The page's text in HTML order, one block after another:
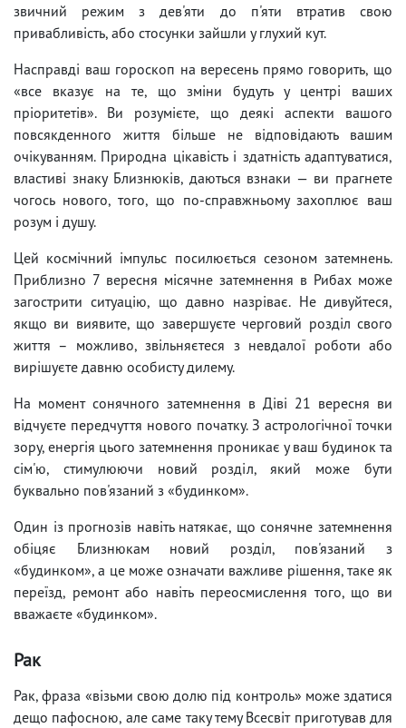
звичний режим з дев'яти до п'яти втратив свою
привабливість, або стосунки зайшли у глухий кут.
Насправді ваш гороскоп на вересень прямо говорить, що
«все вказує на те, що зміни будуть у центрі ваших
пріоритетів». Ви розумієте, що деякі аспекти вашого
повсякденного життя більше не відповідають вашим
очікуванням. Природна цікавість і здатність адаптуватися,
властиві знаку Близнюків, даються взнаки — ви прагнете
чогось нового, того, що по-справжньому захоплює ваш
розум і душу.
Цей космічний імпульс посилюється сезоном затемнень.
Приблизно 7 вересня місячне затемнення в Рибах може
загострити ситуацію, що давно назріває. Не дивуйтеся,
якщо ви виявите, що завершуєте черговий розділ свого
життя – можливо, звільняєтеся з невдалої роботи або
вирішуєте давню особисту дилему.
На момент сонячного затемнення в Діві 21 вересня ви
відчуєте передчуття нового початку. З астрологічної точки
зору, енергія цього затемнення проникає у ваш будинок та
сім'ю, стимулюючи новий розділ, який може бути
буквально пов'язаний з «будинком».
Один із прогнозів навіть натякає, що сонячне затемнення
обіцяє Близнюкам новий розділ, пов'язаний з
«будинком», а це може означати важливе рішення, таке як
переїзд, ремонт або навіть переосмислення того, що ви
вважаєте «будинком».
Рак
Рак, фраза «візьми свою долю під контроль» може здатися
дещо пафосною, але саме таку тему Всесвіт приготував для